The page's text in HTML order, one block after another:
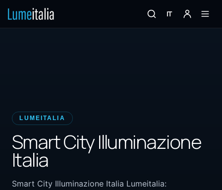
IT
LUMEITALIA
Smart City Illuminazione
Italia
Smart City Illuminazione Italia Lumeitalia: